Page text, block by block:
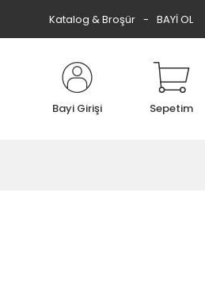
Katalog & Broşür BAYİ OL
Bayi Girişi Sepetim